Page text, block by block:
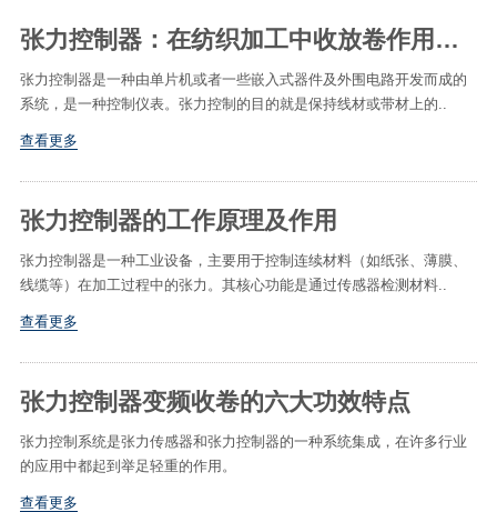
张力控制器：在纺织加工中收放卷作用是怎样的
张力控制器是一种由单片机或者一些嵌入式器件及外围电路开发而成的
系统，是一种控制仪表。张力控制的目的就是保持线材或带材上的..
查看更多
张力控制器的工作原理及作用
张力控制器是一种工业设备，主要用于控制连续材料（如纸张、薄膜、
线缆等）在加工过程中的张力。其核心功能是通过传感器检测材料..
查看更多
张力控制器变频收卷的六大功效特点
张力控制系统是张力传感器和张力控制器的一种系统集成，在许多行业
的应用中都起到举足轻重的作用。
查看更多